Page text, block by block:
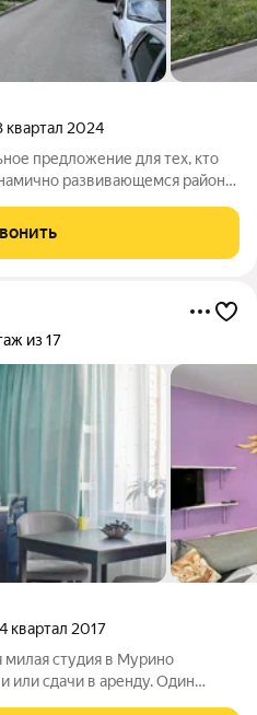
квартал 2024
предложение для тех, кто
развивающемся районе!
на 4 этаже 16-этажного
из 17
квартал 2017
милая студия в Мурино
или сдачи в аренду. Один